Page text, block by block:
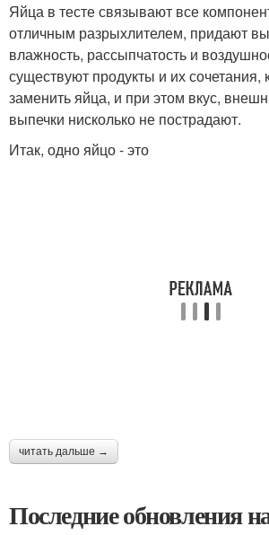
Яйца в тесте связывают все
отличным разрыхлителем, придают
влажность, рассыпчатость и
существуют продукты и их сочетания,
заменить яйца, и при этом вкус,
выпечки нисколько не пострадают.
Итак, одно яйцо - это
читать дальше →
Последние обновления